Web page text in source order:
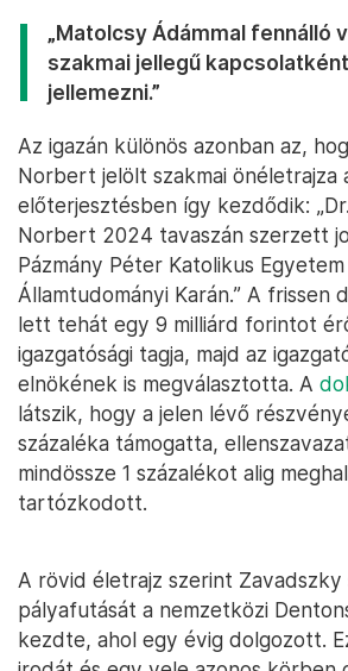
„Matolcsy Ádámmal fennálló
szakmai jellegű
jellemezni.”
Az igazán különös azonban az,
Norbert jelölt szakmai önéletrajza
előterjesztésben így kezdődik:
Norbert 2024 tavaszán szerzett
Pázmány Péter Katolikus
Államtudományi Karán.” A frissen
lett tehát egy 9 milliárd forintot
igazgatósági tagja, majd az
elnökének is megválasztotta. A
látszik, hogy a jelen lévő
százaléka támogatta,
mindössze 1 százalékot alig
tartózkodott.
A rövid életrajz szerint Zavadszky
pályafutását a nemzetközi
kezdte, ahol egy évig dolgozott.